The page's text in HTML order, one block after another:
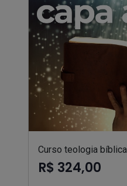
Curso teologia bíblica
R$ 324,00